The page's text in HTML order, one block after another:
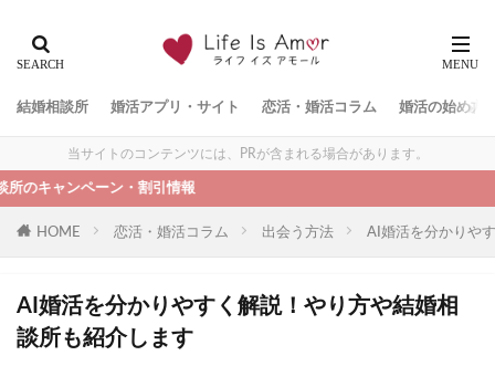
結婚相談所 婚活アプリ・サイト 恋活・婚活コラム 婚活の始め方
当サイトのコンテンツには、PRが含まれる場合があります。
・割引情報
HOME 恋活・婚活コラム 出会う方法 AI婚活を分かりや
AI婚活を分かりやすく解説！やり方や結婚相
談所も紹介します